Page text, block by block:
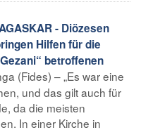
- Diözesen
Hilfen für die
betroffenen
(Fides) – „Es war eine
und das gilt auch für
da die meisten
In einer Kirche in